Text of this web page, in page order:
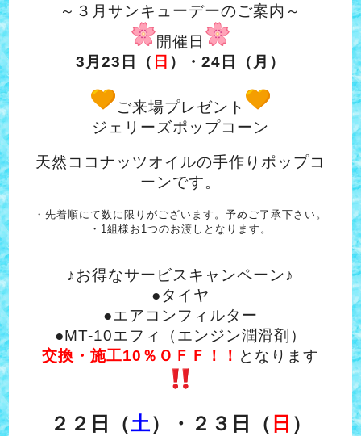
～３月サンキューデーのご案内～
開催日
3月23日（ 日 ）・24日（月）
ご来場プレゼント
ジェリーズポップコーン
天然ココナッツオイルの手作りポップコ
ーンです。
・先着順にて数に限りがございます。予めご了承下さい。
・1組様お1つのお渡しとなります。
♪お得なサービスキャンペーン♪
●タイヤ
●エアコンフィルター
●MT-10エフィ（エンジン潤滑剤）
交換・施工10％ＯＦＦ！！ となります
２２日（土）・２３日（ 日 ）